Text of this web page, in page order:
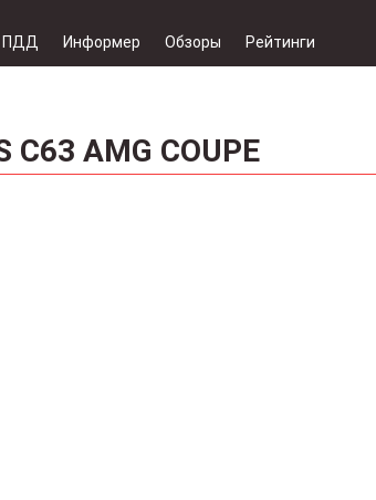
ПДД Информер Обзоры Рейтинги
AMG COUPE